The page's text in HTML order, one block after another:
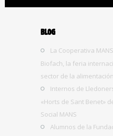
BLOG
La Cooperativa
Biofach, la feria
sector de la
Internos de
«Horts de Sant Benet»
Social MANS
Alumnos de la